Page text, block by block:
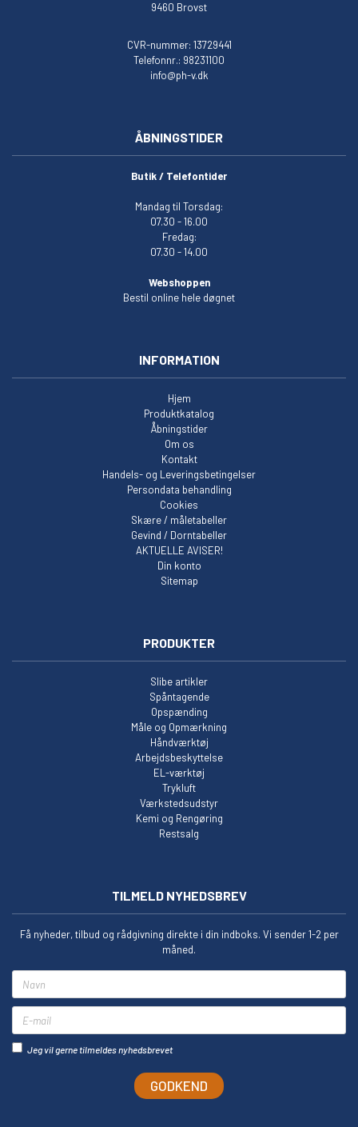
9460 Brovst
CVR-nummer: 13729441
Telefonnr.: 98231100
info@ph-v.dk
ÅBNINGSTIDER
Butik / Telefontider
Mandag til Torsdag:
07.30 - 16.00
Fredag:
07.30 - 14.00
Webshoppen
Bestil online hele døgnet
INFORMATION
Hjem
Produktkatalog
Åbningstider
Om os
Kontakt
Handels- og Leveringsbetingelser
Persondata behandling
Cookies
Skære / måletabeller
Gevind / Dorntabeller
AKTUELLE AVISER!
Din konto
Sitemap
PRODUKTER
Slibe artikler
Spåntagende
Opspænding
Måle og Opmærkning
Håndværktøj
Arbejdsbeskyttelse
EL-værktøj
Trykluft
Værkstedsudstyr
Kemi og Rengøring
Restsalg
TILMELD NYHEDSBREV
Få nyheder, tilbud og rådgivning direkte i din indboks. Vi sender 1-2 per
måned.
Jeg vil gerne tilmeldes nyhedsbrevet
GODKEND